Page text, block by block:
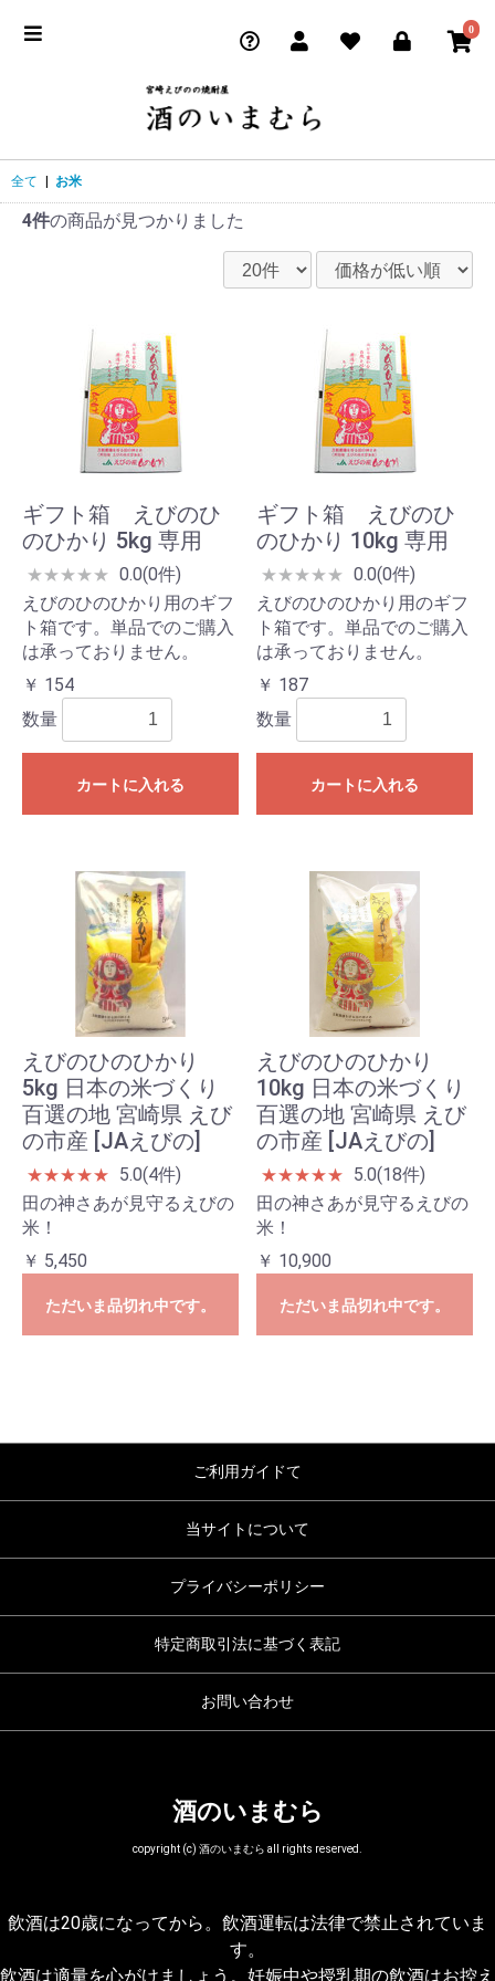
0
全て お米
4件の商品が見つかりました
ギフト箱 えびのひ
のひかり 5kg 専用
★★★★★ 0.0(0件)
えびのひのひかり用のギフ
ト箱です。単品でのご購入
は承っておりません。
￥ 154
数量
カートに入れる
ギフト箱 えびのひ
のひかり 10kg 専用
★★★★★ 0.0(0件)
えびのひのひかり用のギフ
ト箱です。単品でのご購入
は承っておりません。
￥ 187
数量
カートに入れる
えびのひのひかり
5kg 日本の米づくり
百選の地 宮崎県 えび
の市産 [JAえびの]
★★★★★
5.0(4件)
田の神さあが見守るえびの
米！
￥ 5,450
ただいま品切れ中です。
えびのひのひかり
10kg 日本の米づくり
百選の地 宮崎県 えび
の市産 [JAえびの]
★★★★★
5.0(18件)
田の神さあが見守るえびの
米！
￥ 10,900
ただいま品切れ中です。
ご利用ガイドて
当サイトについて
プライバシーポリシー
特定商取引法に基づく表記
お問い合わせ
酒のいまむら
copyright (c) 酒のいまむら all rights reserved.
飲酒は20歳になってから。飲酒運転は法律で禁止されていま
す。
飲酒は適量を心がけましょう。妊娠中や授乳期の飲酒はお控え